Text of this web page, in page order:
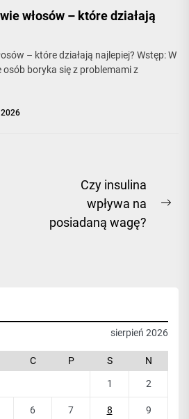
włosów – które działają
– które działają najlepiej? Wstęp: W
boryka się z problemami z
Czy insulina
wpływa na
posiadaną wagę?
sierpień 2026
C P S N
1 2
6 7 8 9